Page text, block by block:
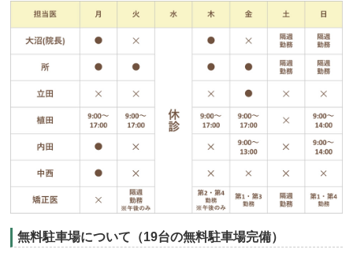
無料駐車場について（19台の無料駐車場完備）